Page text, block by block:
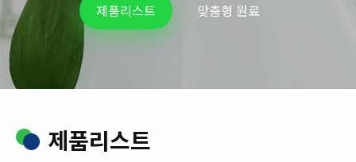
제품리스트 맞춤형 원료
제품리스트